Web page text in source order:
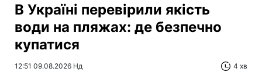
В Україні перевірили якість
води на пляжах: де безпечно
купатися
12:51 09.08.2026 Нд 4 хв